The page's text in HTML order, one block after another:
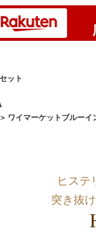
ット
ワイマーケットブルーイ
ヒステ
突き抜